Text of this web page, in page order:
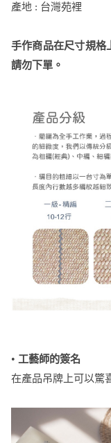
產地 : 台灣苑裡
手作商品在尺寸規格
請勿下單。
• 工藝師的簽名
在產品吊牌上可以驚